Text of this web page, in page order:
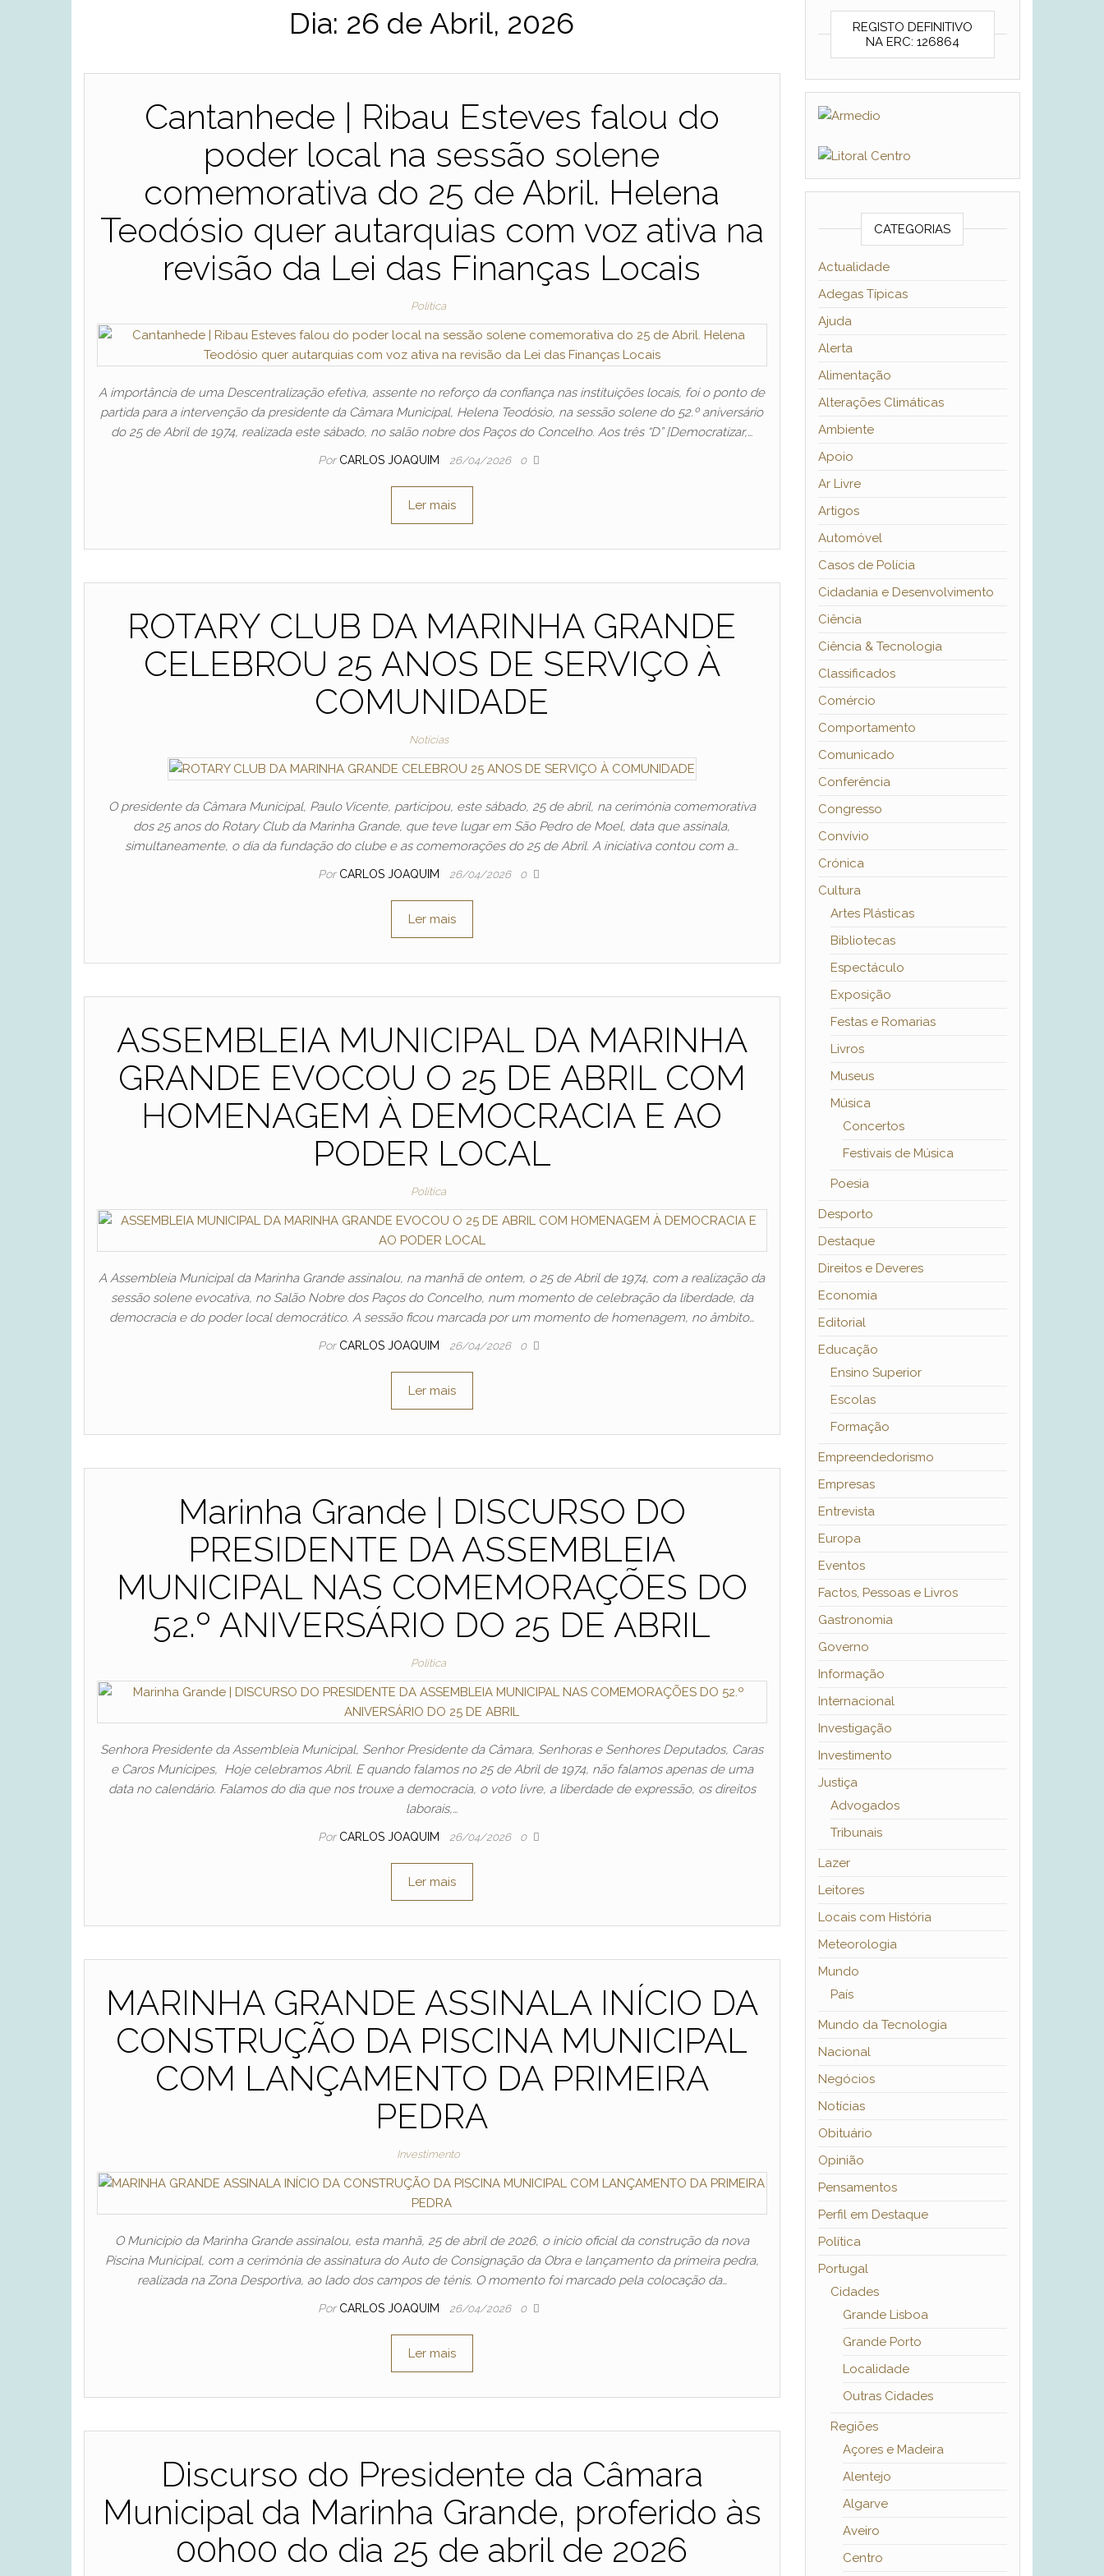
Dia: 26 de Abril, 2026
Cantanhede | Ribau Esteves falou do
poder local na sessão solene
comemorativa do 25 de Abril. Helena
Teodósio quer autarquias com voz ativa na
revisão da Lei das Finanças Locais
Política
A importância de uma Descentralização efetiva, assente no reforço da confiança nas instituições locais, foi o ponto de
partida para a intervenção da presidente da Câmara Municipal, Helena Teodósio, na sessão solene do 52.º aniversário
do 25 de Abril de 1974, realizada este sábado, no salão nobre dos Paços do Concelho. Aos três “D” [Democratizar,…
Por CARLOS JOAQUIM 26/04/2026 0
Ler mais
ROTARY CLUB DA MARINHA GRANDE
CELEBROU 25 ANOS DE SERVIÇO À
COMUNIDADE
Notícias
O presidente da Câmara Municipal, Paulo Vicente, participou, este sábado, 25 de abril, na cerimónia comemorativa
dos 25 anos do Rotary Club da Marinha Grande, que teve lugar em São Pedro de Moel, data que assinala,
simultaneamente, o dia da fundação do clube e as comemorações do 25 de Abril. A iniciativa contou com a…
Por CARLOS JOAQUIM 26/04/2026 0
Ler mais
ASSEMBLEIA MUNICIPAL DA MARINHA
GRANDE EVOC​OU O 25 DE ABRIL COM
HOMENAGEM À DEMOCRACIA E AO
PODER LOCAL
Política
A Assembleia Municipal da Marinha Grande assinalou, na manhã de ontem, o 25 de Abril de 1974, com a realização da
sessão solene evocativa, no Salão Nobre dos Paços do Concelho, num momento de celebração da liberdade, da
democracia e do poder local democrático. A sessão ficou marcada por um momento de homenagem, no âmbito…
Por CARLOS JOAQUIM 26/04/2026 0
Ler mais
Marinha Grande | DISCURSO DO
PRESIDENTE DA ASSEMBLEIA
MUNICIPAL NAS COMEMORAÇÕES DO
52.º ANIVERSÁRIO DO 25 DE ABRIL
Política
Senhora Presidente da Assembleia Municipal, Senhor Presidente da Câmara, Senhoras e Senhores Deputados, Caras
e Caros Munícipes, Hoje celebramos Abril. E quando falamos no 25 de Abril de 1974, não falamos apenas de uma
data no calendário. Falamos do dia que nos trouxe a democracia, o voto livre, a liberdade de expressão, os direitos
laborais,…
Por CARLOS JOAQUIM 26/04/2026 0
Ler mais
MARINHA GRANDE ASSINALA INÍCIO DA
CONSTRUÇÃO DA PISCINA MUNICIPAL
COM LANÇAMENTO DA PRIMEIRA
PEDRA
Investimento
O Município da Marinha Grande assinalou, esta manhã, 25 de abril de 2026, o início oficial da construção da nova
Piscina Municipal, com a cerimónia de assinatura do Auto de Consignação da Obra e lançamento da primeira pedra,
realizada na Zona Desportiva, ao lado dos campos de ténis. O momento foi marcado pela colocação da…
Por CARLOS JOAQUIM 26/04/2026 0
Ler mais
Discurso do Presidente da Câmara
Municipal da Marinha Grande, proferido às
00h00 do dia 25 de abril de 2026
REGISTO DEFINITIVO
NA ERC: 126864
CATEGORIAS
Actualidade
Adegas Típicas
Ajuda
Alerta
Alimentação
Alterações Climáticas
Ambiente
Apoio
Ar Livre
Artigos
Automóvel
Casos de Polícia
Cidadania e Desenvolvimento
Ciência
Ciência & Tecnologia
Classificados
Comércio
Comportamento
Comunicado
Conferência
Congresso
Convívio
Crónica
Cultura
Artes Plásticas
Bibliotecas
Espectáculo
Exposição
Festas e Romarias
Livros
Museus
Música
Concertos
Festivais de Música
Poesia
Desporto
Destaque
Direitos e Deveres
Economia
Editorial
Educação
Ensino Superior
Escolas
Formação
Empreendedorismo
Empresas
Entrevista
Europa
Eventos
Factos, Pessoas e Livros
Gastronomia
Governo
Informação
Internacional
Investigação
Investimento
Justiça
Advogados
Tribunais
Lazer
Leitores
Locais com História
Meteorologia
Mundo
País
Mundo da Tecnologia
Nacional
Negócios
Notícias
Obituário
Opinião
Pensamentos
Perfil em Destaque
Política
Portugal
Cidades
Grande Lisboa
Grande Porto
Localidade
Outras Cidades
Regiões
Açores e Madeira
Alentejo
Algarve
Aveiro
Centro